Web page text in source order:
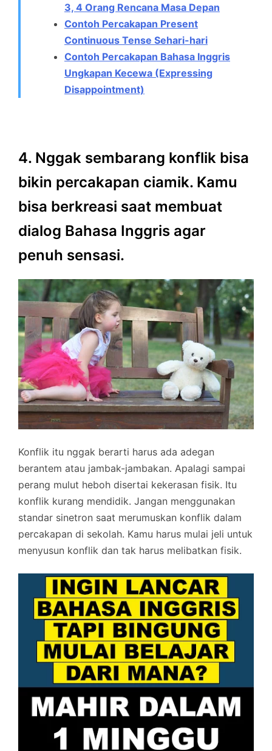
3, 4 Orang Rencana Masa Depan
Contoh Percakapan Present
Continuous Tense Sehari-hari
Contoh Percakapan Bahasa Inggris
Ungkapan Kecewa (Expressing
Disappointment)
4. Nggak sembarang konflik bisa
bikin percakapan ciamik. Kamu
bisa berkreasi saat membuat
dialog Bahasa Inggris agar
penuh sensasi.
Konflik itu nggak berarti harus ada adegan
berantem atau jambak-jambakan. Apalagi sampai
perang mulut heboh disertai kekerasan fisik. Itu
konflik kurang mendidik. Jangan menggunakan
standar sinetron saat merumuskan konflik dalam
percakapan di sekolah. Kamu harus mulai jeli untuk
menyusun konflik dan tak harus melibatkan fisik.